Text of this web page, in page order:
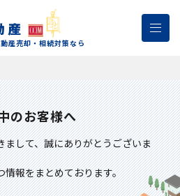
産売却・相続対策なら
のお客様へ
まして、誠にありがとうございま
情報をまとめております。